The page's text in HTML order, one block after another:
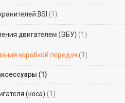
BSI(1)
двигателем (ЭБУ)(1)
коробкой передач(1)
(1)
(коса)(1)